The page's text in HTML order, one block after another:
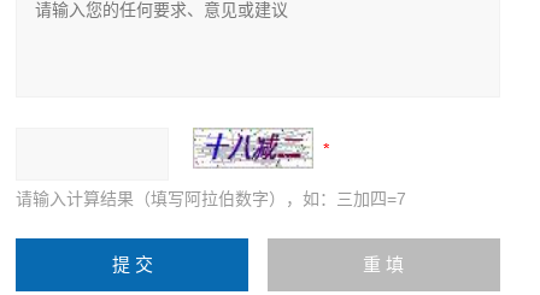
请输入计算结果（填写阿拉伯数字），如：三加四=7